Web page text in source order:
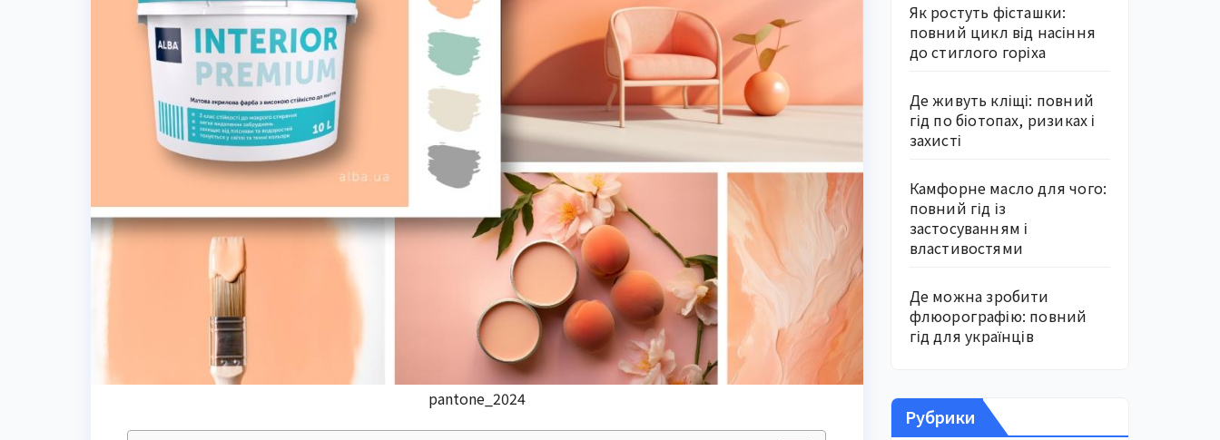
pantone_2024
Як ростуть фісташки:
повний цикл від насіння
до стиглого горіха
Де живуть кліщі: повний
гід по біотопах, ризиках і
захисті
Камфорне масло для чого:
повний гід із
застосуванням і
властивостями
Де можна зробити
флюорографію: повний
гід для українців
Рубрики